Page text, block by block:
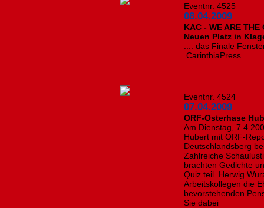
Eventnr. 4525
08.04.2009
KAC - WE ARE
Neuen Platz in
.... das Finale
CarinthiaPress
Eventnr. 4524
07.04.2009
ORF-Osterhase
Am Dienstag,
Hubert mit ORF-
Deutschlandsberg
Zahlreiche
brachten Gedichte
Quiz teil. Herwig
Arbeitskollegen die
bevorstehenden
Sie dabei